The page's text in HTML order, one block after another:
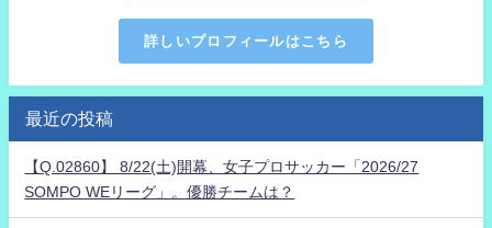
詳しいプロフィールはこちら
最近の投稿
【Q.02860】 8/22(土)開幕、女子プロサッカー「2026/27
SOMPO WEリーグ」。優勝チームは？